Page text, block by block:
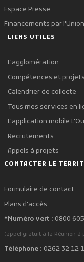
Espace Presse
Financements par
LIENS UTILES
L'agglomération
Compétences et projets
Calendrier de collecte
Tous mes services en
L'application mobile
Recrutements
Appels à projets
CONTACTER LE
Formulaire de contact
Plans d'accès
*Numéro vert : 0800
(appel gratuit à la Réunion à
Téléphone : 0262 32 12